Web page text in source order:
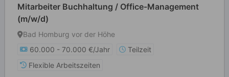
Mitarbeiter Buchhaltung / Office-Management
(m/w/d)
Bad Homburg vor der Höhe
60.000 - 70.000 €/Jahr
Teilzeit
Flexible Arbeitszeiten